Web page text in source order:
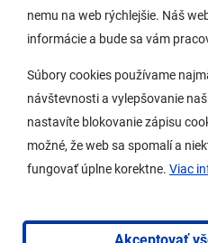
nemu na web rýchlejšie. Náš
informácie a bude sa vám
Súbory cookies používame
návštevnosti a vylepšovanie
nastavíte blokovanie zápisu
možné, že web sa spomalí a
fungovať úplne korektne. Viac
Samospráva
O Lamači
Mobilná aplikácia
Kontakty